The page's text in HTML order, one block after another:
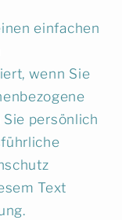
einfachen
wenn Sie
persönlich
Text